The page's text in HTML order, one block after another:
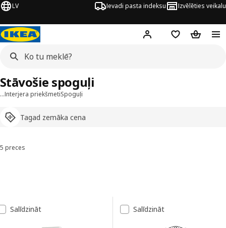
LV Ievadi pasta indeksu Izvēlēties veikalu
Hej! Pierakstīties
PirkumuPirkumu
…Interjera priekšmetiSpoguļi
Tagad zemāka cena
Stāvošie spoguļi
Kārtot un filtrēt
5 preces
Rezultātu saraksts
Salīdzināt Salīdzināt